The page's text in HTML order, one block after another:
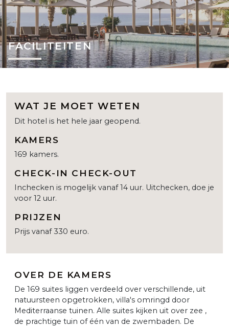
FACILITEITEN
WAT JE MOET WETEN
Dit hotel is het hele jaar geopend.
KAMERS
169 kamers.
CHECK-IN CHECK-OUT
Inchecken is mogelijk vanaf 14 uur. Uitchecken, doe je
voor 12 uur.
PRIJZEN
Prijs vanaf 330 euro.
OVER DE KAMERS
De 169 suites liggen verdeeld over verschillende, uit
natuursteen opgetrokken, villa's omringd door
Mediterraanse tuinen. Alle suites kijken uit over zee ,
de prachtige tuin of één van de zwembaden. De